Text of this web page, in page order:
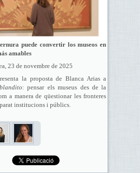
puede convertir los museos en
amables
23 de novembre de 2025
la proposta de Blanca Arias a
: pensar els museus des de la
a manera de qüestionar les fronteres
institucions i públics.